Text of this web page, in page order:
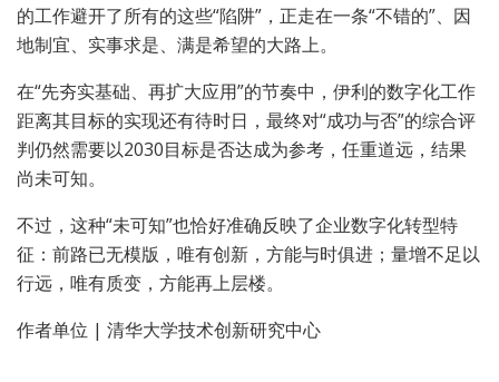
的工作避开了所有的这些“陷阱”，正走在一条“不错的”、因
地制宜、实事求是、满是希望的大路上。
在“先夯实基础、再扩大应用”的节奏中，伊利的数字化工作
距离其目标的实现还有待时日，最终对“成功与否”的综合评
判仍然需要以2030目标是否达成为参考，任重道远，结果
尚未可知。
不过，这种“未可知”也恰好准确反映了企业数字化转型特
征：前路已无模版，唯有创新，方能与时俱进；量增不足以
行远，唯有质变，方能再上层楼。
作者单位 | 清华大学技术创新研究中心